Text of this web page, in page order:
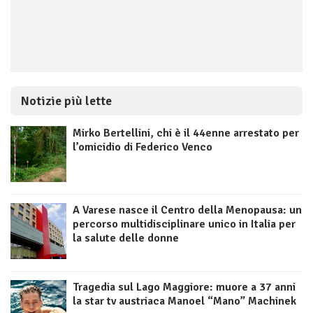
Notizie più lette
Mirko Bertellini, chi è il 44enne arrestato per
l’omicidio di Federico Venco
A Varese nasce il Centro della Menopausa: un
percorso multidisciplinare unico in Italia per
la salute delle donne
Tragedia sul Lago Maggiore: muore a 37 anni
la star tv austriaca Manoel “Mano” Machinek